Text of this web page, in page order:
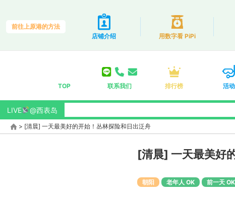
前往上原港的方法
店铺介绍
用数字看 PiPi
TOP 联系我们 排行榜 活动
LIVE @西表岛
> [清晨] 一天最美好的开始！丛林探险和日出泛舟
[清晨] 一天最美好
朝阳 老年人 OK 前一天 OK